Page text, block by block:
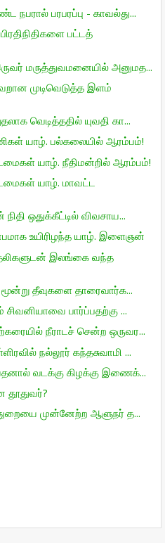
பரபரப்பு - காவல்து...
பட்டத்
மருத்துவமனையில் அனுமத...
முடிவெடுத்த இளம்
வெடித்ததில் யுவதி கா...
யாழ். பல்கலையில் ஆரம்பம்!
யாழ். நீதிமன்றில் ஆரம்பம்!
யாழ். மாவட்ட
ஒதுக்கீட்டில் விவசாய...
உயிரிழந்த யாழ். இளைஞன்
இலங்கை வந்த
தீவுகளை தாரைவார்க...
சிவனியாவை பார்ப்பதற்கு ...
நீராடச் சென்ற ஒருவர...
நல்லூர் கந்தசுவாமி ...
வடக்கு கிழக்கு இணைக்...
தூதுவர்?
முன்னேற்ற ஆளுநர் த...